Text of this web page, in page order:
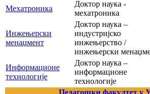
Мехатроника
Доктор наука -
мехатроника
Инжењерски
менаџмент
Доктор наука –
индустријско
инжењерство /
инжењерски
Информационе
технологије
Доктор наука –
информационе
технологије
Педагошки факултет у